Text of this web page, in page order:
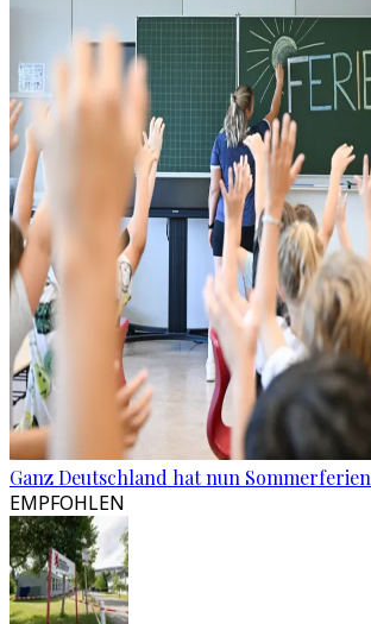
Ganz Deutschland hat nun Sommerferien
EMPFOHLEN